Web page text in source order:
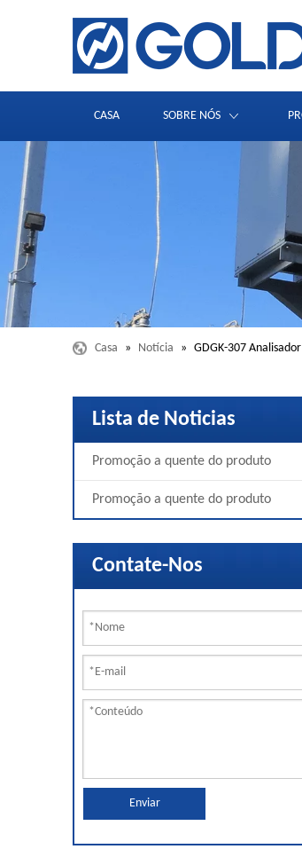
CASA SOBRE NÓS
Casa » Notícia » GDGK-307
Lista de Noticias
Promoção a quente do produto
Promoção a quente do produto
Contate-Nos
Enviar